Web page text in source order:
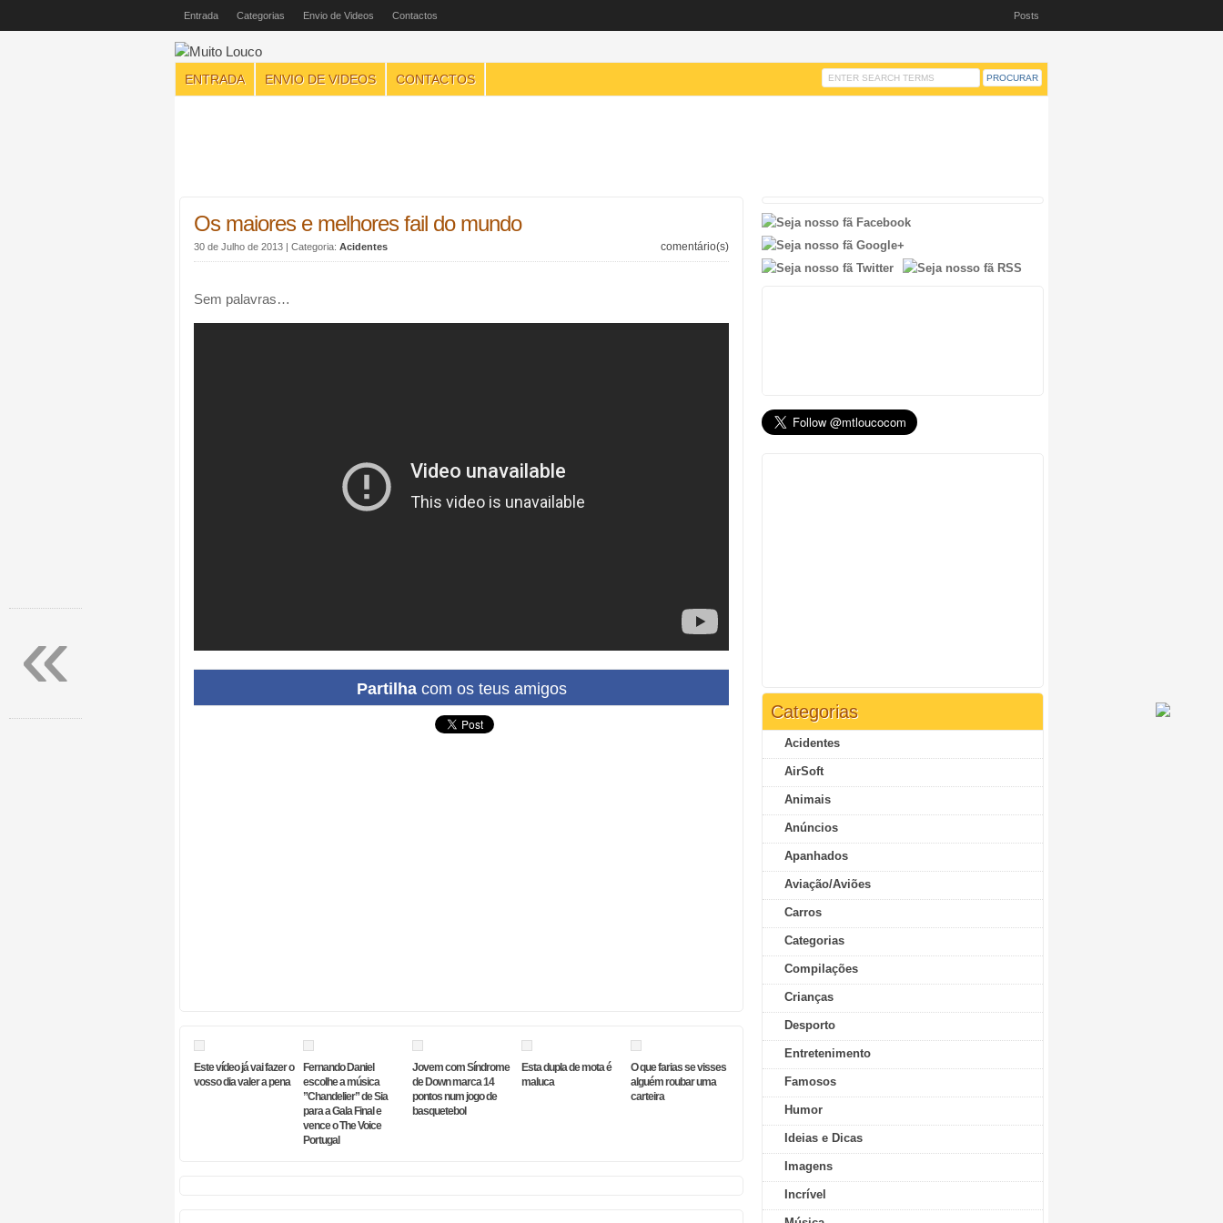
Entrada Categorias Envio de Videos Contactos Posts
ENTRADA ENVIO DE VIDEOS CONTACTOS
Os maiores e melhores fail do mundo
30 de Julho de 2013 | Categoria: Acidentes comentário(s)
Sem palavras…
Partilhacom os teus amigos
Este vídeo já vai fazer o
vosso dia valer a pena
Fernando Daniel
escolhe a música
”Chandelier” de Sia
para a Gala Final e
vence o The Voice
Portugal
Jovem com Síndrome
de Down marca 14
pontos num jogo de
basquetebol
Esta dupla de mota é
maluca
O que farias se visses
alguém roubar uma
carteira
Categorias
Acidentes
AirSoft
Animais
Anúncios
Apanhados
Aviação/Aviões
Carros
Categorias
Compilações
Crianças
Desporto
Entretenimento
Famosos
Humor
Ideias e Dicas
Imagens
Incrível
«